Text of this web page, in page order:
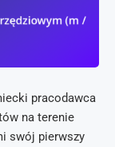
pracodawca
na terenie
swój pierwszy